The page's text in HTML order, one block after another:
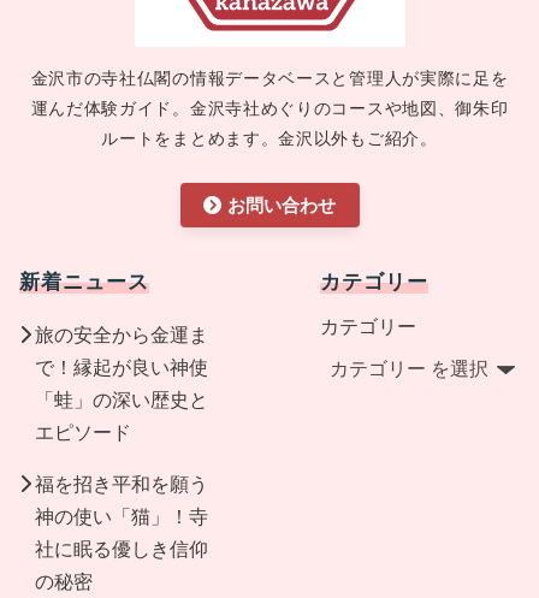
金沢市の寺社仏閣の情報データベースと管理人が実際に足を
運んだ体験ガイド。金沢寺社めぐりのコースや地図、御朱印
ルートをまとめます。金沢以外もご紹介。
お問い合わせ
新着ニュース
旅の安全から金運ま
で！縁起が良い神使
「蛙」の深い歴史と
エピソード
福を招き平和を願う
神の使い「猫」！寺
社に眠る優しき信仰
の秘密
カテゴリー
カテゴリー